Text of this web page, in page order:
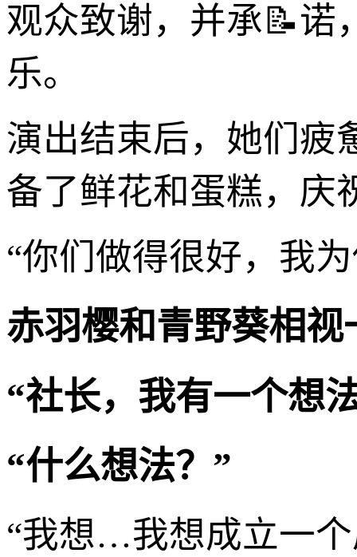
观众致谢，并承📝诺
乐。
演出结束后，她们疲
备了鲜花和蛋糕，庆
“你们做得很好，我
赤羽樱和青野葵相
“社长，我有一个想
“什么想法？”
“我想…我想成立一